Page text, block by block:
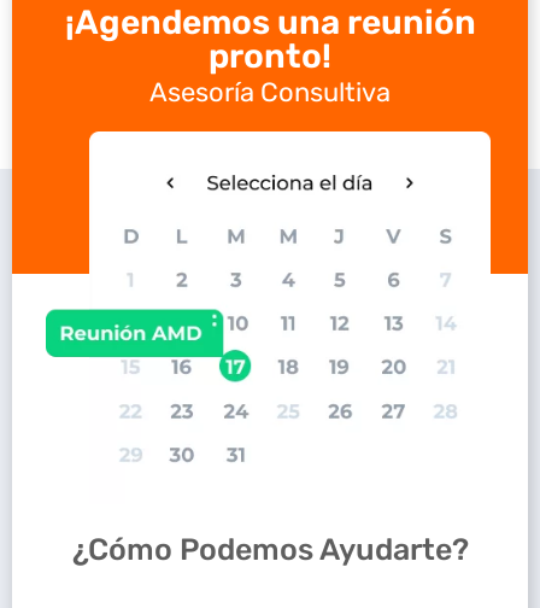
¡Agendemos una reunión
pronto!
Asesoría Consultiva
¿Cómo Podemos Ayudarte?